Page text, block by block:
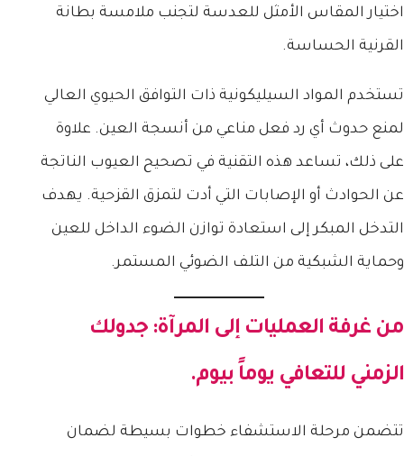
اختيار المقاس الأمثل للعدسة لتجنب ملامسة بطانة
القرنية الحساسة.
تستخدم المواد السيليكونية ذات التوافق الحيوي العالي
لمنع حدوث أي رد فعل مناعي من أنسجة العين. علاوة
على ذلك، تساعد هذه التقنية في تصحيح العيوب الناتجة
عن الحوادث أو الإصابات التي أدت لتمزق القزحية. يهدف
التدخل المبكر إلى استعادة توازن الضوء الداخل للعين
وحماية الشبكية من التلف الضوئي المستمر.
من غرفة العمليات إلى المرآة: جدولك
الزمني للتعافي يوماً بيوم.
تتضمن مرحلة الاستشفاء خطوات بسيطة لضمان